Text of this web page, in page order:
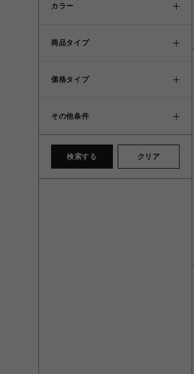
カラー
商品タイプ
価格タイプ
その他条件
検索する クリア